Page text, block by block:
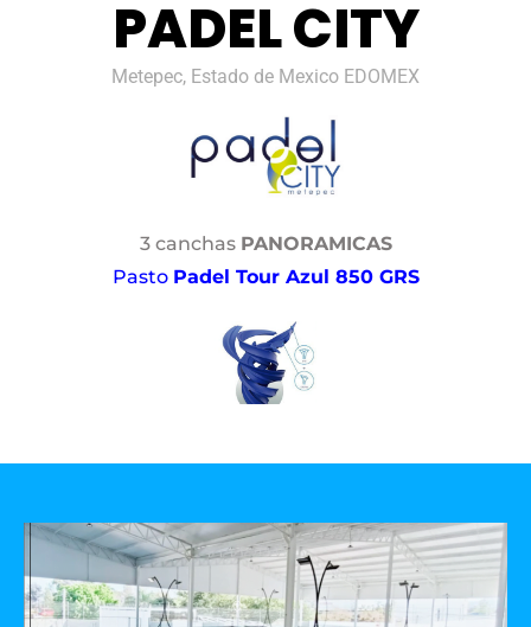
PADEL CITY
Metepec, Estado de Mexico EDOMEX
3 canchas PANORAMICAS
Pasto Padel Tour Azul 850 GRS